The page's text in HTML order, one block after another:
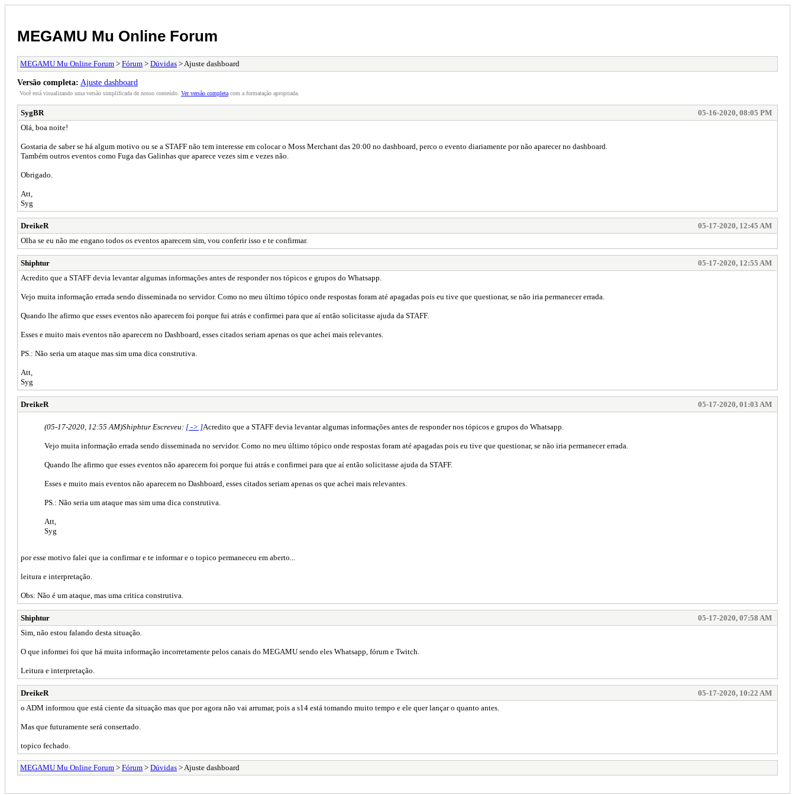
MEGAMU Mu Online Forum
MEGAMU Mu Online Forum > Fórum > Dúvidas > Ajuste dashboard
Versão completa: Ajuste dashboard
Você está visualizando uma versão simplificada de nosso conteúdo. Ver versão completa com a formatação apropriada.
SygBR
05-16-2020, 08:05 PM
Olá, boa noite!
Gostaria de saber se há algum motivo ou se a STAFF não tem interesse em colocar o Moss Merchant das 20:00 no dashboard, perco o evento diariamente por não aparecer no dashboard.
Também outros eventos como Fuga das Galinhas que aparece vezes sim e vezes não.
Obrigado.
Att,
Syg
DreikeR
05-17-2020, 12:45 AM
Olha se eu não me engano todos os eventos aparecem sim, vou conferir isso e te confirmar.
Shiphtur
05-17-2020, 12:55 AM
Acredito que a STAFF devia levantar algumas informações antes de responder nos tópicos e grupos do Whatsapp.
Vejo muita informação errada sendo disseminada no servidor. Como no meu último tópico onde respostas foram até apagadas pois eu tive que questionar, se não iria permanecer errada.
Quando lhe afirmo que esses eventos não aparecem foi porque fui atrás e confirmei para que aí então solicitasse ajuda da STAFF.
Esses e muito mais eventos não aparecem no Dashboard, esses citados seriam apenas os que achei mais relevantes.
PS.: Não seria um ataque mas sim uma dica construtiva.
Att,
Syg
DreikeR 05-17-2020, 01:03 AM
(05-17-2020, 12:55 AM)Shiphtur Escreveu: [ -> ]Acredito que a STAFF devia levantar algumas informações antes de responder nos tópicos e grupos do Whatsapp.
Vejo muita informação errada sendo disseminada no servidor. Como no meu último tópico onde respostas foram até apagadas pois eu tive que questionar, se não iria permanecer errada.
Quando lhe afirmo que esses eventos não aparecem foi porque fui atrás e confirmei para que aí então solicitasse ajuda da STAFF.
Esses e muito mais eventos não aparecem no Dashboard, esses citados seriam apenas os que achei mais relevantes.
PS.: Não seria um ataque mas sim uma dica construtiva.
Att,
Syg
por esse motivo falei que ia confirmar e te informar e o topico permaneceu em aberto...
leitura e interpretação.
Obs: Não é um ataque, mas uma critica construtiva.
Shiphtur
05-17-2020, 07:58 AM
Sim, não estou falando desta situação.
O que informei foi que há muita informação incorretamente pelos canais do MEGAMU sendo eles Whatsapp, fórum e Twitch.
Leitura e interpretação.
DreikeR
05-17-2020, 10:22 AM
o ADM informou que está ciente da situação mas que por agora não vai arrumar, pois a s14 está tomando muito tempo e ele quer lançar o quanto antes.
Mas que futuramente será consertado.
topico fechado.
MEGAMU Mu Online Forum > Fórum > Dúvidas > Ajuste dashboard